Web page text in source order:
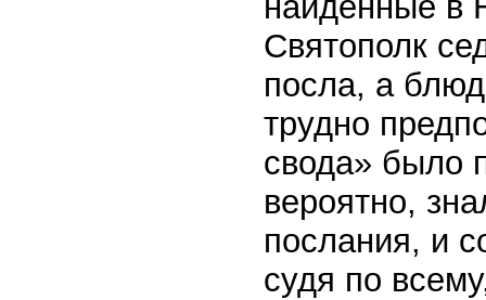
Святополк
посла, а
трудно
свода» было
вероятно,
послания, и
судя по